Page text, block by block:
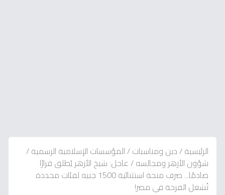
الرئيسية/دين ومناسبات/المؤسسات الإسلامية الرسمية/
شؤون الأزهر ومجالسه/عاجل: شيخ الأزهر يُطلق قرارًا
صادمًا... صرف منحة استثنائية 1500 جنيه لفئات محددة
تُشعل الفرحة في مصر!